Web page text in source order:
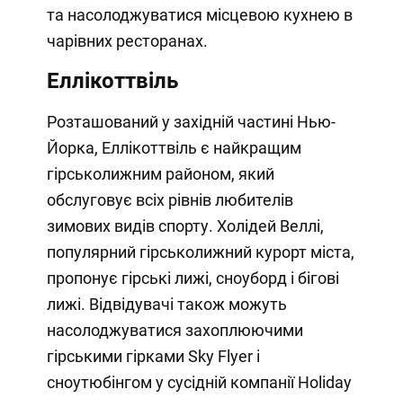
та насолоджуватися місцевою кухнею в
чарівних ресторанах.
Еллікоттвіль
Розташований у західній частині Нью-
Йорка, Еллікоттвіль є найкращим
гірськолижним районом, який
обслуговує всіх рівнів любителів
зимових видів спорту. Холідей Веллі,
популярний гірськолижний курорт міста,
пропонує гірські лижі, сноуборд і бігові
лижі. Відвідувачі також можуть
насолоджуватися захоплюючими
гірськими гірками Sky Flyer і
сноутюбінгом у сусідній компанії Holiday